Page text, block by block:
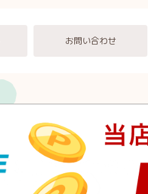
お問い合わせ